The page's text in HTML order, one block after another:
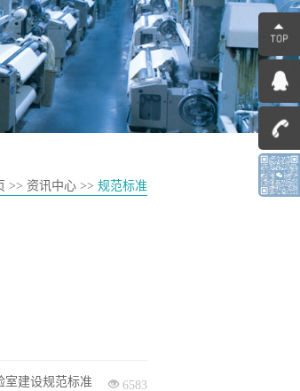
>> 资讯中心 >> 规范标准
室建设规范标准 6583